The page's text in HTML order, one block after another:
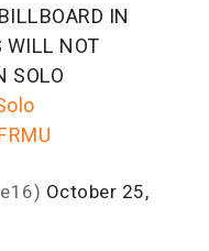
IN
WILL NOT
SOLO
October 25,